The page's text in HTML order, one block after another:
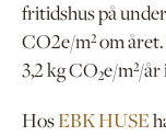
fritidshus på
CO2e/m² om
3,2 kg CO₂e/m²/år
HosEBK HUSE